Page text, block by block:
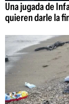
Una jugada de
quieren darle la